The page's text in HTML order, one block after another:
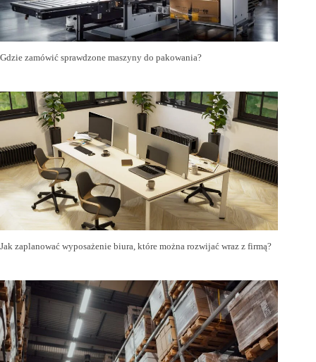
Gdzie zamówić sprawdzone maszyny do pakowania?
Jak zaplanować wyposażenie biura, które można rozwijać wraz z firmą?